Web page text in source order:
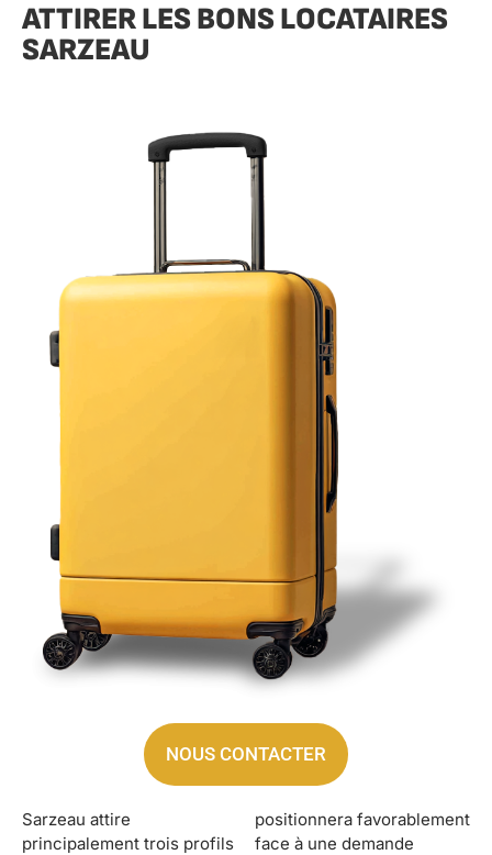
ATTIRER LES BONS LOCATAIRES
SARZEAU
NOUS CONTACTER
Sarzeau attire
principalement trois profils
positionnera favorablement
face à une demande